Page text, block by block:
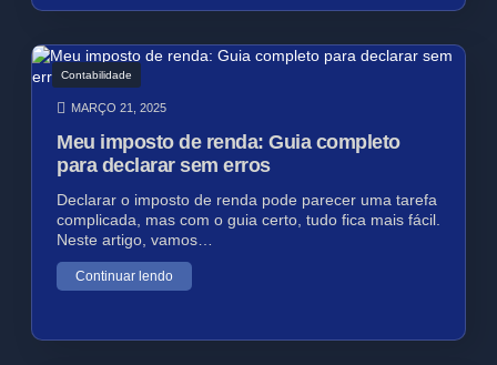
Contabilidade
MARÇO 21, 2025
Meu imposto de renda: Guia completo
para declarar sem erros
Declarar o imposto de renda pode parecer uma tarefa
complicada, mas com o guia certo, tudo fica mais fácil.
Neste artigo, vamos…
Continuar lendo